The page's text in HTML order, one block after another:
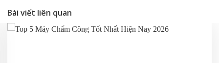
Bài viết liên quan